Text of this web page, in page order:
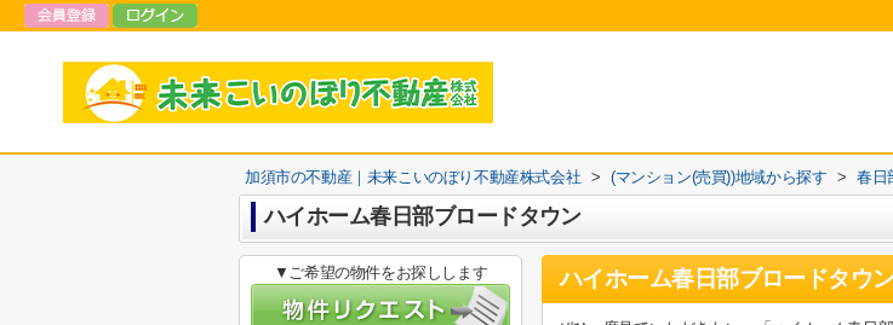
加須市の不動産｜未来こいのぼり不動産株式会社 > (マンション(売買))地域から探す > 春日
ハイホーム春日部ブロードタウン
ハイホーム春日部ブロードタウ
▼ご希望の物件をお探しします